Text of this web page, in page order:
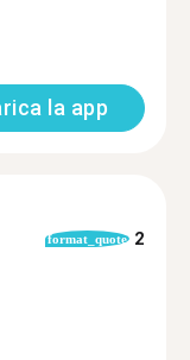
la app
format_quote 2